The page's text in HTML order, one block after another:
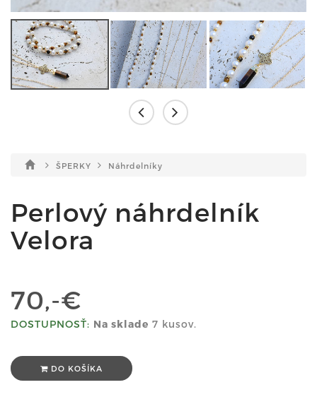
ŠPERKY Náhrdelníky
Perlový náhrdelník
Velora
70,-€
DOSTUPNOSŤ: Na sklade 7 kusov.
DO KOŠÍKA